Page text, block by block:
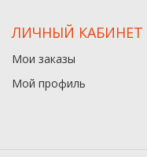
ЛИЧНЫЙ КАБИНЕТ
Мои заказы
Мой профиль